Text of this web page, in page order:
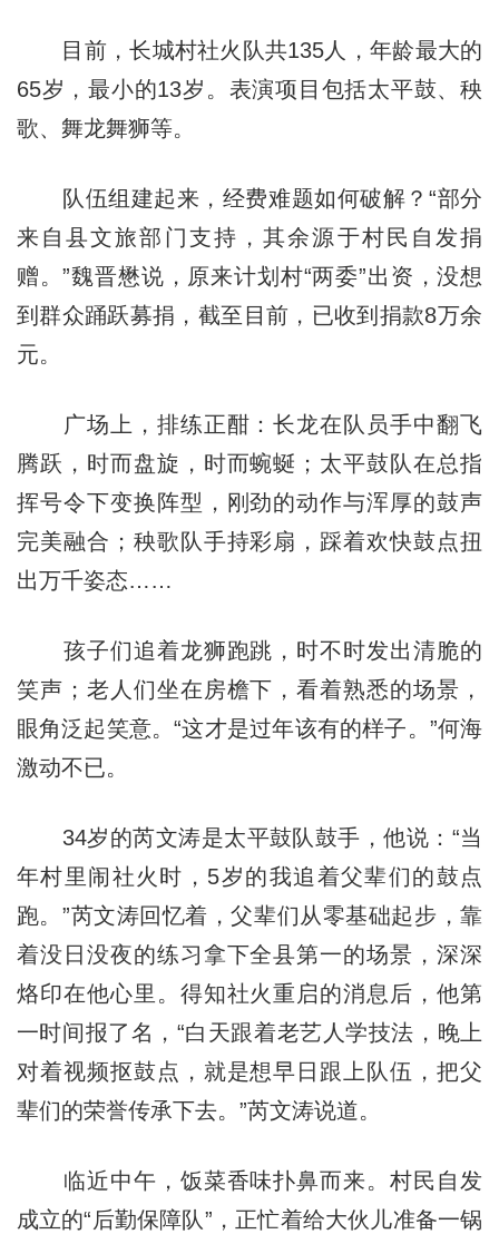
目前，长城村社火队共135人，年龄最大的
65岁，最小的13岁。表演项目包括太平鼓、秧
歌、舞龙舞狮等。
队伍组建起来，经费难题如何破解？“部分
来自县文旅部门支持，其余源于村民自发捐
赠。”魏晋懋说，原来计划村“两委”出资，没想
到群众踊跃募捐，截至目前，已收到捐款8万余
元。
广场上，排练正酣：长龙在队员手中翻飞
腾跃，时而盘旋，时而蜿蜒；太平鼓队在总指
挥号令下变换阵型，刚劲的动作与浑厚的鼓声
完美融合；秧歌队手持彩扇，踩着欢快鼓点扭
出万千姿态……
孩子们追着龙狮跑跳，时不时发出清脆的
笑声；老人们坐在房檐下，看着熟悉的场景，
眼角泛起笑意。“这才是过年该有的样子。”何海
激动不已。
34岁的芮文涛是太平鼓队鼓手，他说：“当
年村里闹社火时，5岁的我追着父辈们的鼓点
跑。”芮文涛回忆着，父辈们从零基础起步，靠
着没日没夜的练习拿下全县第一的场景，深深
烙印在他心里。得知社火重启的消息后，他第
一时间报了名，“白天跟着老艺人学技法，晚上
对着视频抠鼓点，就是想早日跟上队伍，把父
辈们的荣誉传承下去。”芮文涛说道。
临近中午，饭菜香味扑鼻而来。村民自发
成立的“后勤保障队”，正忙着给大伙儿准备一锅